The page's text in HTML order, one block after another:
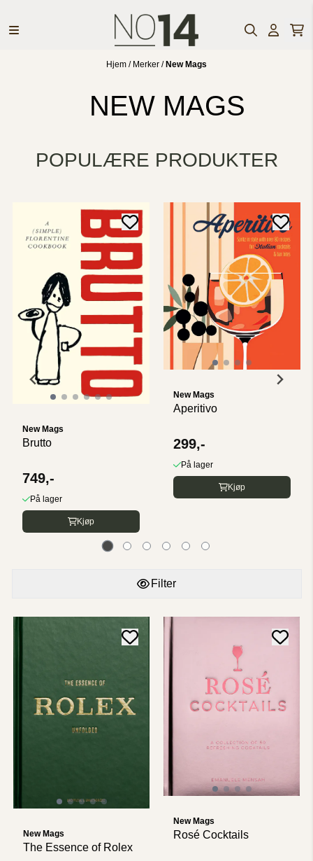
Hjem / Merker /New Mags
NEW MAGS
POPULÆRE PRODUKTER
New Mags
Brutto
749,-
På lager
Kjøp
New Mags
Aperitivo
299,-
På lager
Kjøp
Filter
New Mags
The Essence of Rolex
New Mags
Rosé Cocktails